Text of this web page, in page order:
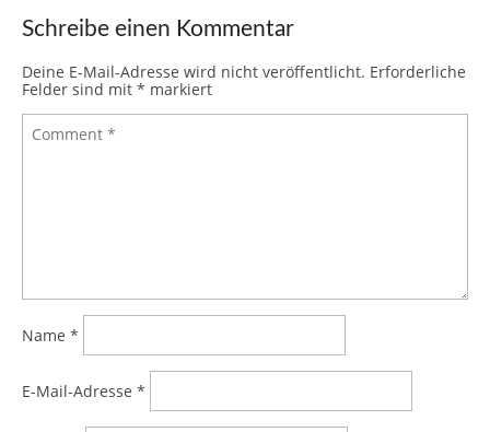
Schreibe einen Kommentar
Deine E-Mail-Adresse wird nicht veröffentlicht. Erforderliche
Felder sind mit * markiert
Name *
E-Mail-Adresse *